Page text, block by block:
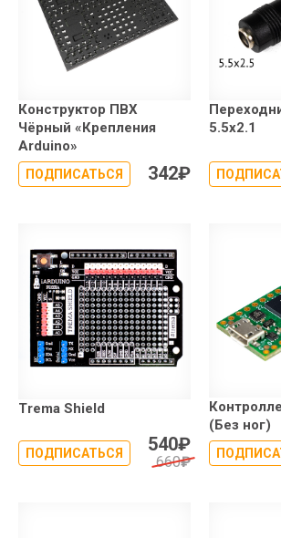
Конструктор ПВХ
Чёрный «Крепления
Arduino»
ПОДПИСАТЬСЯ 342₽
5.5x2.1
Trema Shield
ПОДПИСАТЬСЯ 540₽
660₽
(Без ног)